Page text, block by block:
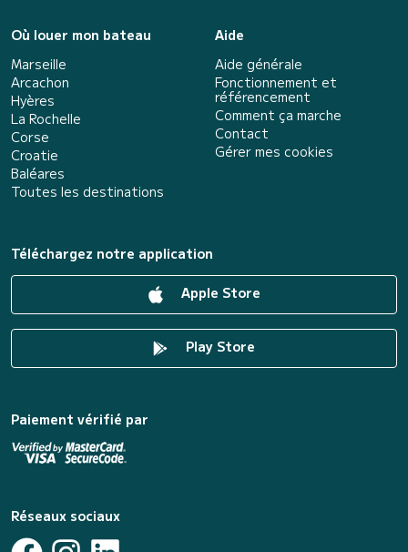
Où louer mon bateau
Marseille
Arcachon
Hyères
La Rochelle
Corse
Croatie
Baléares
Toutes les destinations
Aide
Aide générale
Fonctionnement et
référencement
Comment ça marche
Contact
Gérer mes cookies
Téléchargez notre application
Apple Store
Play Store
Paiement vérifié par
Réseaux sociaux